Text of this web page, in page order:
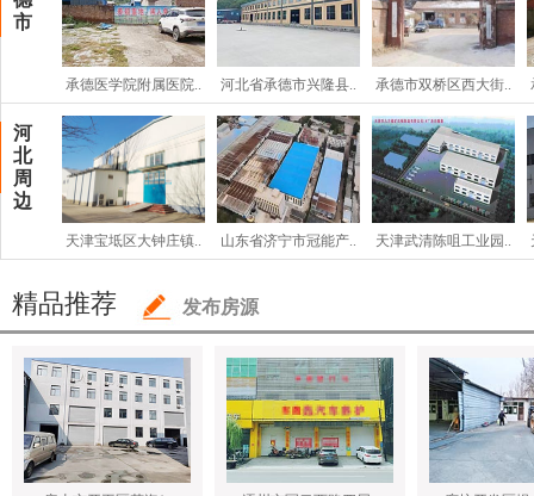
市
承德医学院附属医院.. 河北省承德市兴隆县.. 承德市双桥区西大街..
河
北
周
边
天津宝坻区大钟庄镇.. 山东省济宁市冠能产.. 天津武清陈咀工业园..
精品推荐 发布房源